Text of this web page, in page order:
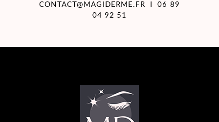
CONTACT@MAGIDERME.FR I 06 89
04 92 51